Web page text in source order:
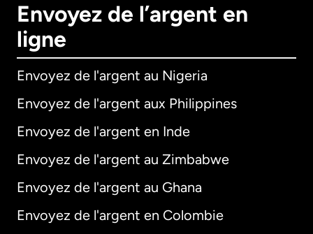
Envoyez de l’argent en
ligne
Envoyez de l'argent au Nigeria
Envoyez de l'argent aux Philippines
Envoyez de l'argent en Inde
Envoyez de l'argent au Zimbabwe
Envoyez de l'argent au Ghana
Envoyez de l'argent en Colombie